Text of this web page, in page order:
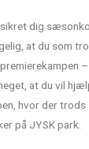
dig
at du som
at du vil
hvor der
på JYSK park.